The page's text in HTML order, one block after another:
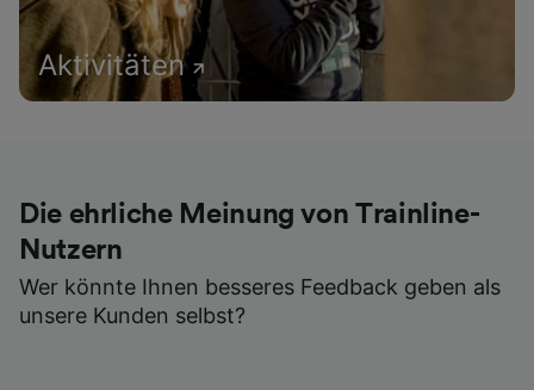
Aktivitäten
Die ehrliche Meinung von Trainline-
Nutzern
Wer könnte Ihnen besseres Feedback geben als
unsere Kunden selbst?